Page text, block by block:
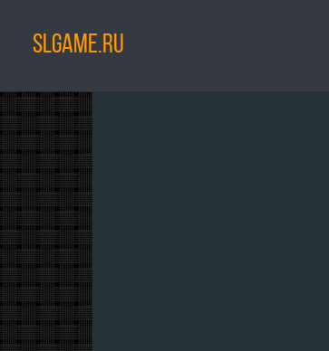
SLGAME.RU